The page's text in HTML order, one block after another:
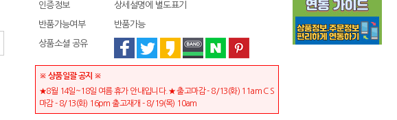
인증정보 상세설명에 별도표기
반품가능여부 반품가능
상품소셜 공유
※ 상품일괄 공지 ※
★8월 14일~18일 여름 휴가 안내입니다.★ 출고마감 - 8/13(화) 11am C S
마감 - 8/13(화) 16pm 출고재개 - 8/19(목) 10am